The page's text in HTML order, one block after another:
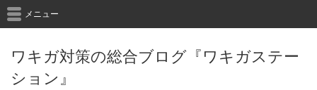
ワキガ対策の総合ブログ『ワキガステー
ション』
メニュー